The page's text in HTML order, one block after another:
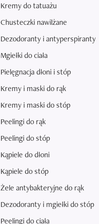
Kremy do tatuażu
Chusteczki nawilżane
Dezodoranty i antyperspiranty
Mgiełki do ciała
Pielęgnacja dłoni i stóp
Kremy i maski do rąk
Kremy i maski do stóp
Peelingi do rąk
Peelingi do stóp
Kąpiele do dłoni
Kąpiele do stóp
Żele antybakteryjne do rąk
Dezodoranty i mgiełki do stóp
Peelingi do ciała